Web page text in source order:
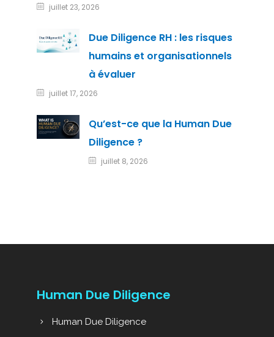
juillet 23, 2026
Due Diligence RH : les risques
humains et organisationnels
à évaluer
juillet 17, 2026
Qu’est-ce que la Human Due
Diligence ?
juillet 8, 2026
Human Due Diligence
Human Due Diligence